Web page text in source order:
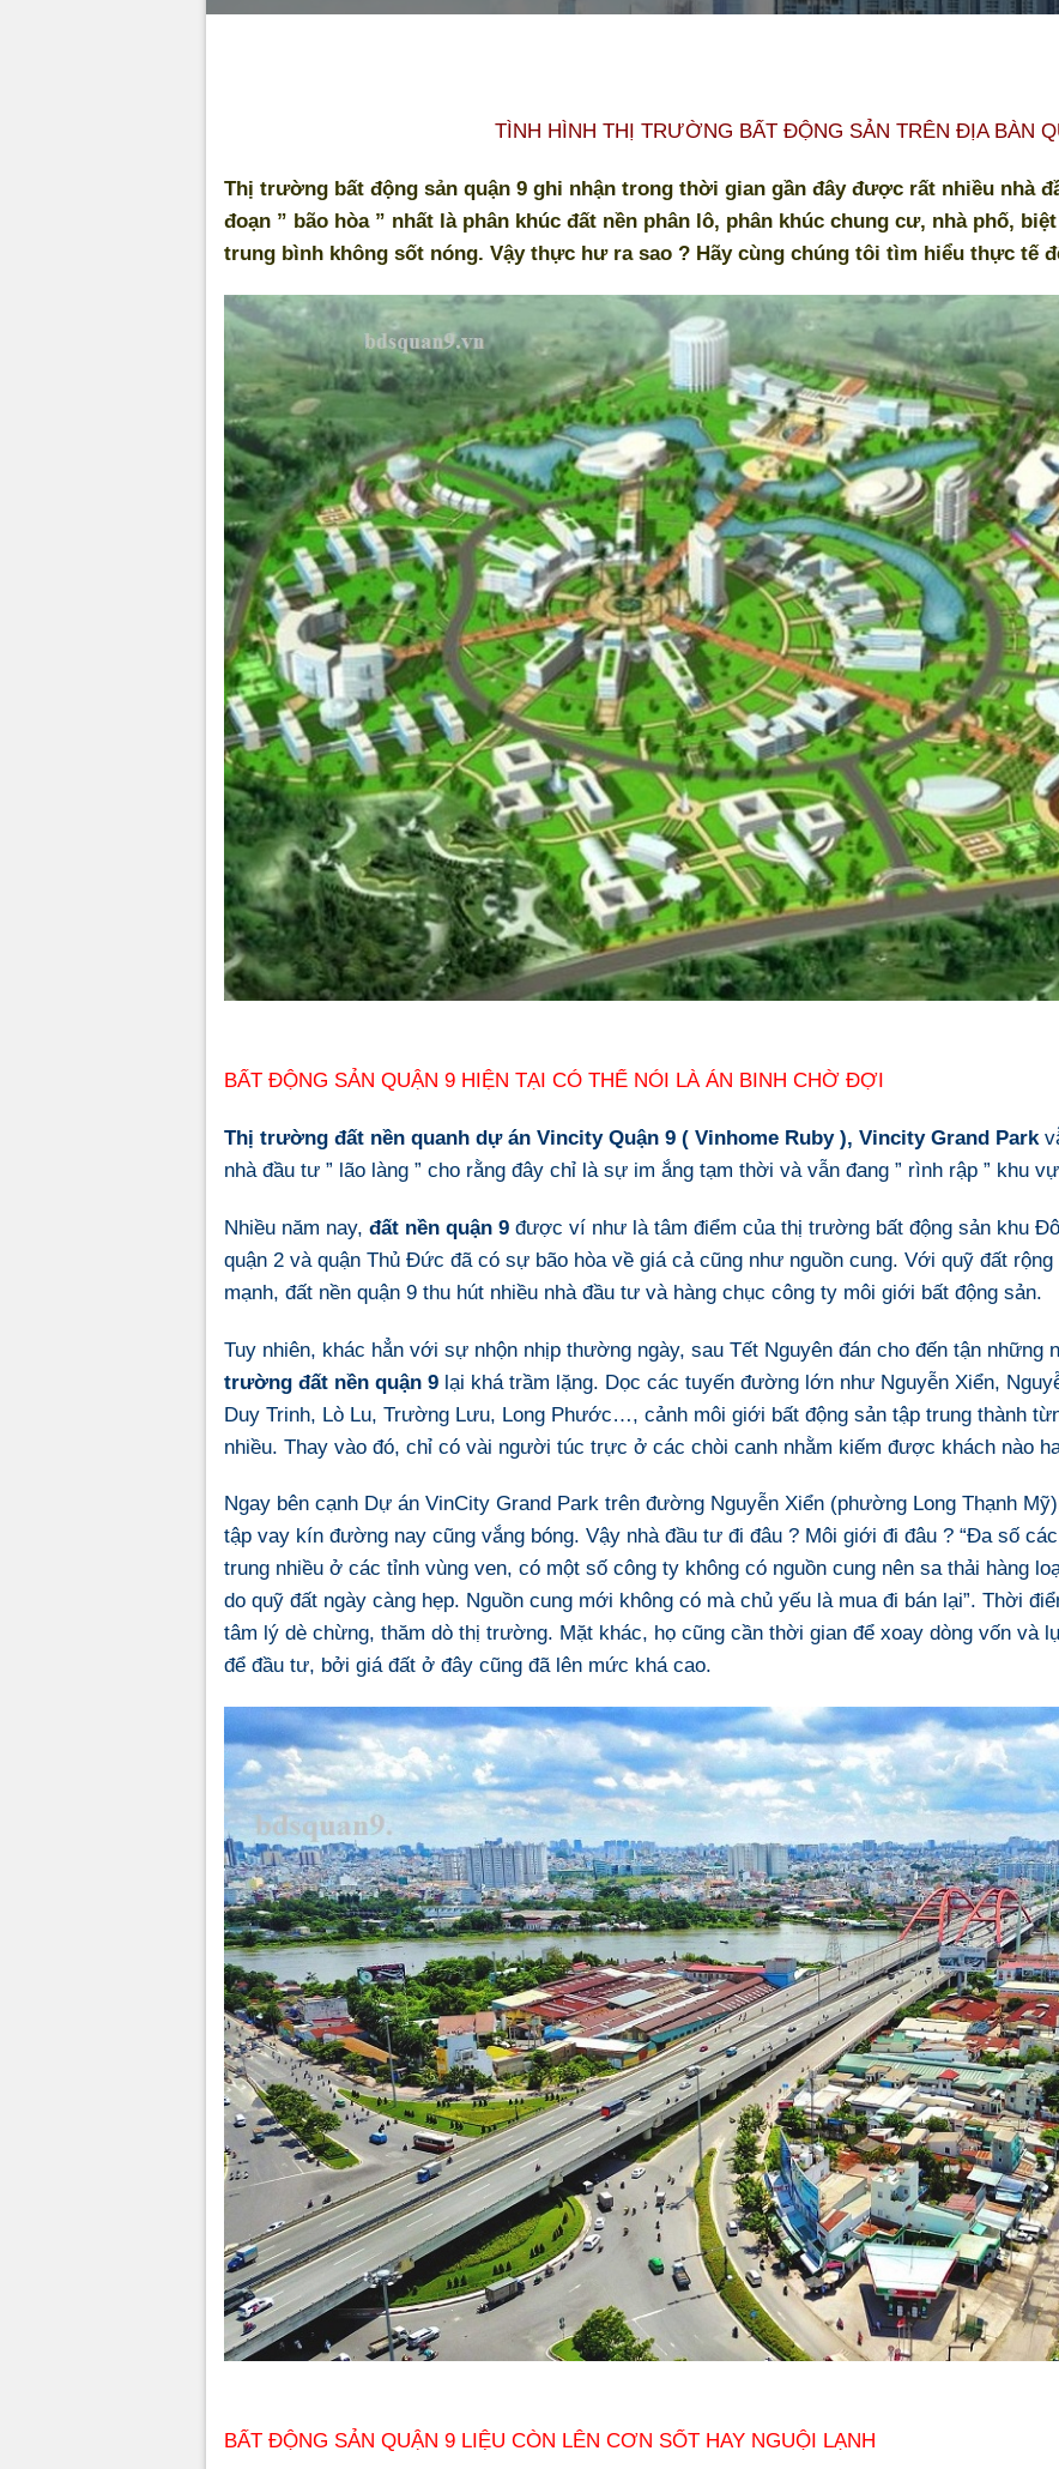
TÌNH HÌNH THỊ TRƯỜNG BẤT ĐỘNG SẢN TRÊN ĐỊA BÀN
Thị trường bất động sản quận 9 ghi nhận trong thời gian gần đây được rất nhiều nhà
đoạn ” bão hòa ” nhất là phân khúc đất nền phân lô, phân khúc chung cư, nhà phố,
trung bình không sốt nóng. Vậy thực hư ra sao ? Hãy cùng chúng tôi tìm hiểu thực tế
BẤT ĐỘNG SẢN QUẬN 9 HIỆN TẠI CÓ THỂ NÓI LÀ ÁN BINH CHỜ ĐỢI
Thị trường đất nền quanh dự án Vincity Quận 9 ( Vinhome Ruby ), Vincity Grand Park
nhà đầu tư ” lão làng ” cho rằng đây chỉ là sự im ắng tạm thời và vẫn đang ” rình rập ” khu
Nhiều năm nay, đất nền quận 9 được ví như là tâm điểm của thị trường bất động sản khu
quận 2 và quận Thủ Đức đã có sự bão hòa về giá cả cũng như nguồn cung. Với quỹ đất
mạnh, đất nền quận 9 thu hút nhiều nhà đầu tư và hàng chục công ty môi giới bất động sản.
Tuy nhiên, khác hẳn với sự nhộn nhịp thường ngày, sau Tết Nguyên đán cho đến tận những
trường đất nền quận 9 lại khá trầm lặng. Dọc các tuyến đường lớn như Nguyễn Xiển,
Duy Trinh, Lò Lu, Trường Lưu, Long Phước…, cảnh môi giới bất động sản tập trung thành
nhiều. Thay vào đó, chỉ có vài người túc trực ở các chòi canh nhằm kiếm được khách nào
Ngay bên cạnh Dự án VinCity Grand Park trên đường Nguyễn Xiển (phường Long Thạnh
tập vay kín đường nay cũng vắng bóng. Vậy nhà đầu tư đi đâu ? Môi giới đi đâu ? “Đa số
trung nhiều ở các tỉnh vùng ven, có một số công ty không có nguồn cung nên sa thải hàng
do quỹ đất ngày càng hẹp. Nguồn cung mới không có mà chủ yếu là mua đi bán lại”. Thời
tâm lý dè chừng, thăm dò thị trường. Mặt khác, họ cũng cần thời gian để xoay dòng vốn và
để đầu tư, bởi giá đất ở đây cũng đã lên mức khá cao.
BẤT ĐỘNG SẢN QUẬN 9 LIỆU CÒN LÊN CƠN SỐT HAY NGUỘI LẠNH